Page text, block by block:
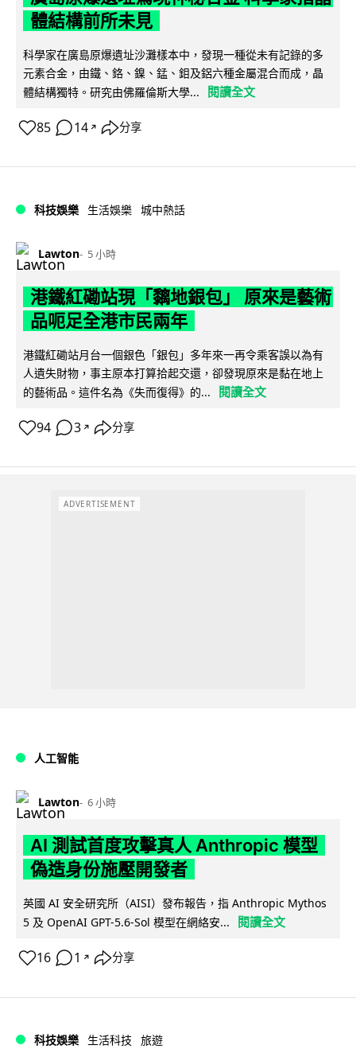
體結構前所未見
科學家在廣島原爆遺址沙灘樣本中，發現一種從未有記錄的多
元素合金，由鐵、鉻、鎳、錳、鉬及鋁六種金屬混合而成，晶
體結構獨特。研究由佛羅倫斯大學...
閱讀全文
85 14 ↗ 分享
科技娛樂 生活娛樂 城中熱話
Lawton 5 小時
港鐵紅磡站現「黐地銀包」 原來是藝術
品呃足全港市民兩年
港鐵紅磡站月台一個銀色「銀包」多年來一再令乘客誤以為有
人遺失財物，事主原本打算拾起交還，卻發現原來是黏在地上
的藝術品。這件名為《失而復得》的...
閱讀全文
94 3 ↗ 分享
ADVERTISEMENT
人工智能
Lawton 6 小時
AI 測試首度攻擊真人 Anthropic 模型
偽造身份施壓開發者
英國 AI 安全研究所（AISI）發布報告，指 Anthropic Mythos
5 及 OpenAI GPT-5.6-Sol 模型在網絡安...
閱讀全文
16 1 ↗ 分享
科技娛樂 生活科技 旅遊